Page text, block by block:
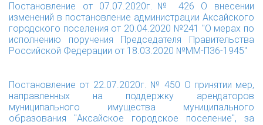
Постановление от 07.07.2020г.№ 426 О внесении
изменений в постановление администрации Аксайского
городского поселения от 20.04.2020 №241 "О мерах по
исполнению поручения Председателя Правительства
Российской Федерации от 18.03.2020 №ММ-П36-1945"
Постановление от 22.07.2020г. № 450 О принятии мер,
направленных на поддержку арендаторов
муниципального имущества муниципального
образования "Аксайское городское поселение", за